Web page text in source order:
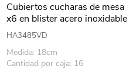
Cubiertos cucharas de mesa
x6 en blister acero inoxidable
VERDE, UNA MARTINAZZO
HA3485VD
Medida: 18cm
Cantidad por caja: 16